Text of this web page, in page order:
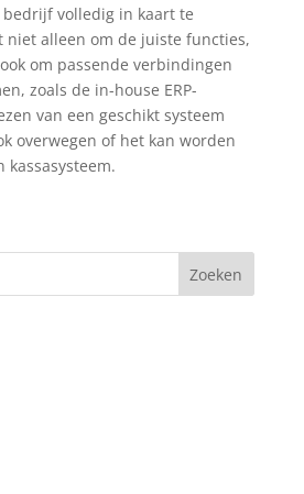
bedrijf volledig in kaart te
niet alleen om de juiste functies,
om passende verbindingen
zoals de in-house ERP-
van een geschikt systeem
overwegen of het kan worden
kassasysteem.